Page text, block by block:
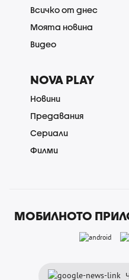
Всичко от днес
Моята новина
Видео
NOVA PLAY
Новини
Предавания
Сериали
Филми
МОБИЛНОТО